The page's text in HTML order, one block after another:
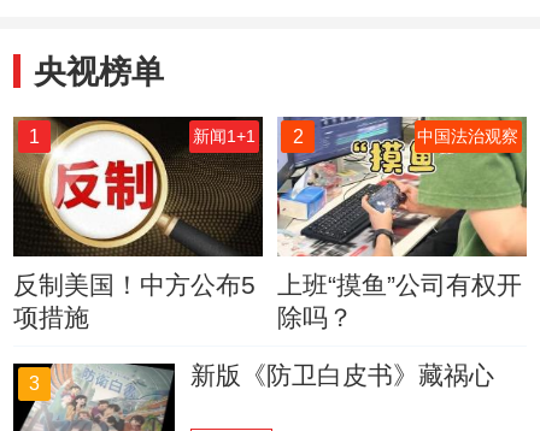
央视榜单
1 新闻1+1
反制美国！中方公布5
项措施
2 中国法治观察
上班“摸鱼”公司有权开
除吗？
3 新版《防卫白皮书》藏祸心